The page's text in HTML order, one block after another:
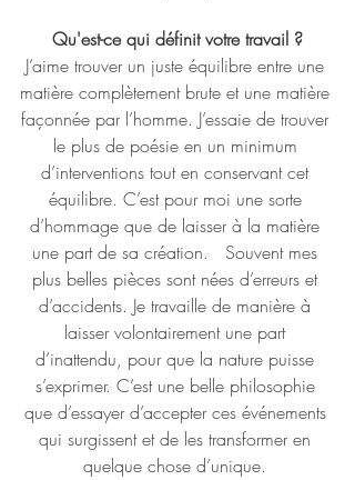
Qu'est-ce qui définit votre travail ?
J’aime trouver un juste équilibre entre une
matière complètement brute et une matière
façonnée par l’homme. J’essaie de trouver
le plus de poésie en un minimum
d’interventions tout en conservant cet
équilibre. C’est pour moi une sorte
d’hommage que de laisser à la matière
une part de sa création.   Souvent mes
plus belles pièces sont nées d’erreurs et
d’accidents. Je travaille de manière à
laisser volontairement une part
d’inattendu, pour que la nature puisse
s’exprimer. C’est une belle philosophie
que d’essayer d’accepter ces événements
qui surgissent et de les transformer en
quelque chose d’unique.